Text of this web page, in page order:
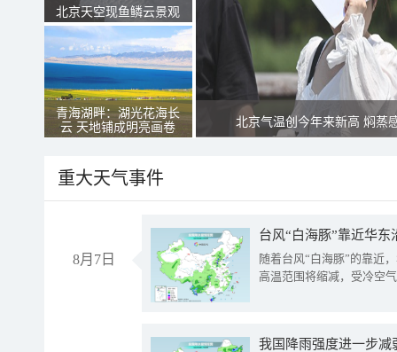
北京天空现鱼鳞云景观
青海湖畔：湖光花海长
云 天地铺成明亮画卷
北京气温创今年来新高 焖蒸
重大天气事件
8月7日
台风“白海豚”靠近华
随着台风“白海豚”的靠近
高温范围将缩减，受冷空